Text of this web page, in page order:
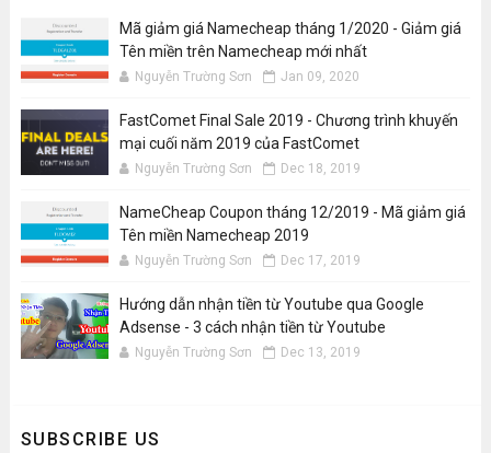
Mã giảm giá Namecheap tháng 1/2020 - Giảm giá
Tên miền trên Namecheap mới nhất
Nguyễn Trường Sơn Jan 09, 2020
FastComet Final Sale 2019 - Chương trình khuyến
mại cuối năm 2019 của FastComet
Nguyễn Trường Sơn Dec 18, 2019
NameCheap Coupon tháng 12/2019 - Mã giảm giá
Tên miền Namecheap 2019
Nguyễn Trường Sơn Dec 17, 2019
Hướng dẫn nhận tiền từ Youtube qua Google
Adsense - 3 cách nhận tiền từ Youtube
Nguyễn Trường Sơn Dec 13, 2019
SUBSCRIBE US